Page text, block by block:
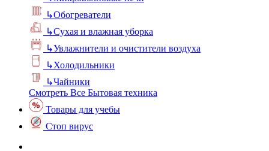
↳Обогреватели
↳Сухая и влажная уборка
↳Увлажнители и очистители воздуха
↳Холодильники
↳Чайники
Смотреть Все Бытовая техника
Товары для учебы
Стоп вирус